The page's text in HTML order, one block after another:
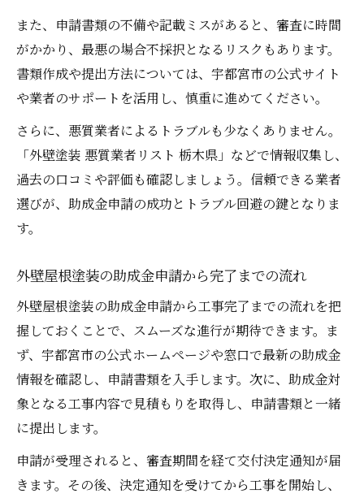
また、申請書類の不備や記載ミスがあると、審査に時間
がかかり、最悪の場合不採択となるリスクもあります。
書類作成や提出方法については、宇都宮市の公式サイト
や業者のサポートを活用し、慎重に進めてください。
さらに、悪質業者によるトラブルも少なくありません。
「外壁塗装 悪質業者リスト 栃木県」などで情報収集し、
過去の口コミや評価も確認しましょう。信頼できる業者
選びが、助成金申請の成功とトラブル回避の鍵となりま
す。
外壁屋根塗装の助成金申請から完了までの流れ
外壁屋根塗装の助成金申請から工事完了までの流れを把
握しておくことで、スムーズな進行が期待できます。ま
ず、宇都宮市の公式ホームページや窓口で最新の助成金
情報を確認し、申請書類を入手します。次に、助成金対
象となる工事内容で見積もりを取得し、申請書類と一緒
に提出します。
申請が受理されると、審査期間を経て交付決定通知が届
きます。その後、決定通知を受けてから工事を開始し、